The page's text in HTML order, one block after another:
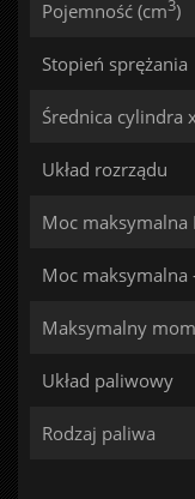
Pojemność (cm3)
Stopień sprężania
Średnica cylindra
Układ rozrządu
Moc
Moc maksymalna
Maksymalny
Układ paliwowy
Rodzaj paliwa